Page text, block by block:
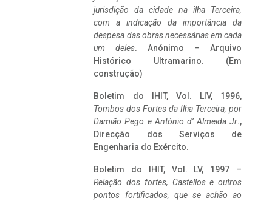
jurisdição da cidade na ilha Terceira,
com a indicação da importância da
despesa das obras necessárias em cada
um deles. Anónimo – Arquivo
Histórico Ultramarino. (Em
construção)
Boletim do IHIT, Vol. LIV, 1996,
Tombos dos Fortes da Ilha Terceira, por
Damião Pego e António d’ Almeida Jr.,
Direcção dos Serviços de
Engenharia do Exército.
Boletim do IHIT, Vol. LV, 1997 –
Relação dos fortes, Castellos e outros
pontos fortificados, que se achão ao